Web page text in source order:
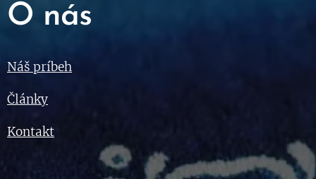
O nás
Náš príbeh
Články
Kontakt